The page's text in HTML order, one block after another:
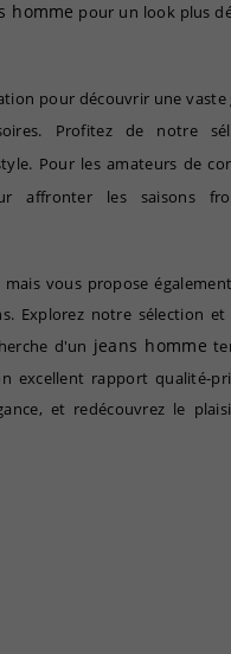
homme pour un look plus
pour découvrir une vaste
Profitez de notre
Pour les amateurs de
affronter les saisons
vous propose
Explorez notre sélection
d'un jeans homme
excellent rapport qualité-
et redécouvrez le